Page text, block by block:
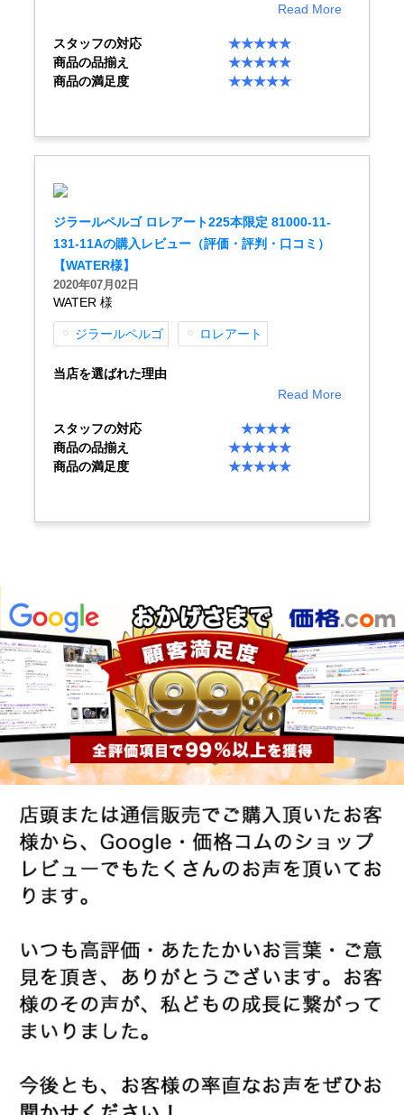
修理・メンテナンスをご希望の方
修理依頼をする
オーバーホールについて
外装仕上げについて
電池交換について
GINZA RASINについて
お客様の声・口コミ
GINZA RASINの中古腕時計について
店舗情報
銀座中央通り店 銀座本店
新宿店 大阪心斎橋店
買取サロン
GINZA RASIN公式ブログ
WEBマガジン
SNS・動画
For Overseas Customers
Read More
スタッフの対応
★★★★★
商品の品揃え
★★★★★
商品の満足度
★★★★★
ジラールペルゴ ロレアート225本限定 81000-11-
131-11Aの購入レビュー（評価・評判・口コミ）
【WATER様】
2020年07月02日
WATER 様
ジラールペルゴ ロレアート
当店を選ばれた理由
Read More
スタッフの対応
★★★★
商品の品揃え
★★★★★
商品の満足度
★★★★★